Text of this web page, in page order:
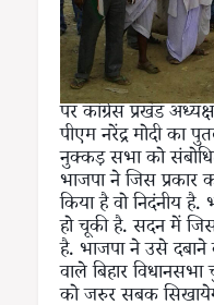
पर कांग्रेस प्रखंड
पीएम नरेंद्र मोदी का
नुक्कड़ सभा को
भाजपा ने जिस प्रकार
किया है वो निदंनीय है.
हो चूकी है. सदन में जिस
है. भाजपा ने उसे
वाले बिहार
को जरुर सबक